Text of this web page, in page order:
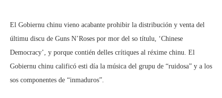
El Gobiernu chinu vieno acabante prohibir la distribución y venta del
últimu discu de Guns N’Roses por mor del so títulu, ‘Chinese
Democracy’, y porque contién delles crítiques al réxime chinu. El
Gobiernu chinu calificó esti día la música del grupu de “ruidosa” y a los
sos componentes de “inmaduros”.